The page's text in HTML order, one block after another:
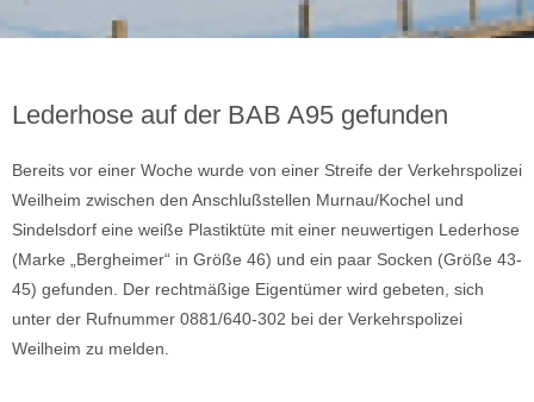
Lederhose auf der BAB A95 gefunden
Bereits vor einer Woche wurde von einer Streife der Verkehrspolizei
Weilheim zwischen den Anschlußstellen Murnau/Kochel und
Sindelsdorf eine weiße Plastiktüte mit einer neuwertigen Lederhose
(Marke „Bergheimer“ in Größe 46) und ein paar Socken (Größe 43-
45) gefunden. Der rechtmäßige Eigentümer wird gebeten, sich
unter der Rufnummer 0881/640-302 bei der Verkehrspolizei
Weilheim zu melden.